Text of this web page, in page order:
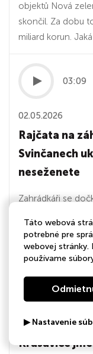
objektů Nová
skončil. Za dobu
miliard korun.
03:09
02.05.2026
Rajčata na
Svinčanech
neseženete
Zahrádkáři se
přes zjevné
zmrzlých.
03:01
30.04.2026
Krasavice
Táto webová
potrebné pre
webovej stránky.
používame
▶ Nastavenie